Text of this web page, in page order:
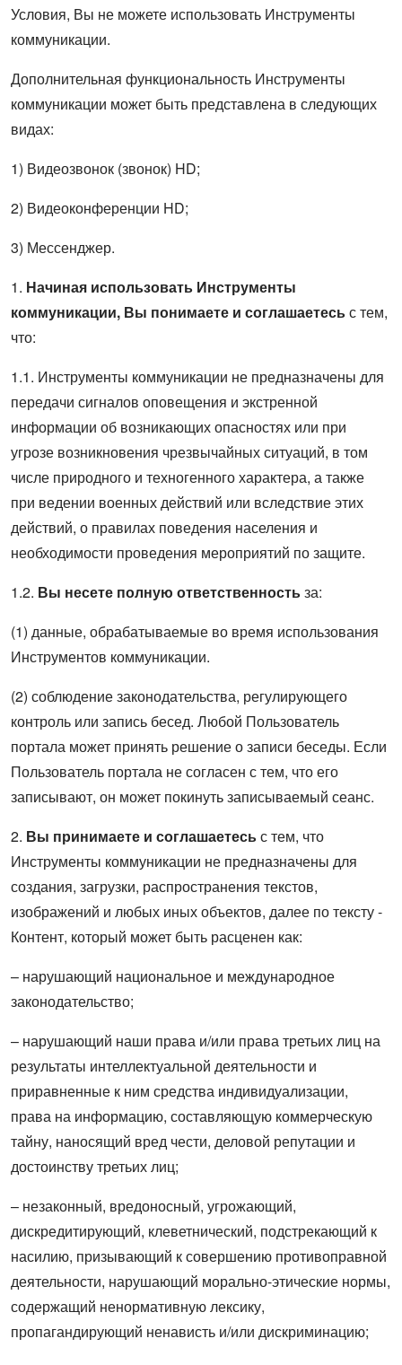
Условия, Вы не можете использовать Инструменты
коммуникации.
Дополнительная функциональность Инструменты
коммуникации может быть представлена в следующих
видах:
1) Видеозвонок (звонок) HD;
2) Видеоконференции HD;
3) Мессенджер.
1. Начиная использовать Инструменты
коммуникации, Вы понимаете и соглашаетесьс тем,
что:
1.1. Инструменты коммуникации не предназначены для
передачи сигналов оповещения и экстренной
информации об возникающих опасностях или при
угрозе возникновения чрезвычайных ситуаций, в том
числе природного и техногенного характера, а также
при ведении военных действий или вследствие этих
действий, о правилах поведения населения и
необходимости проведения мероприятий по защите.
1.2. Вы несете полную ответственностьза:
(1) данные, обрабатываемые во время использования
Инструментов коммуникации.
(2) соблюдение законодательства, регулирующего
контроль или запись бесед. Любой Пользователь
портала может принять решение о записи беседы. Если
Пользователь портала не согласен с тем, что его
записывают, он может покинуть записываемый сеанс.
2. Вы принимаете и соглашаетесьс тем, что
Инструменты коммуникации не предназначены для
создания, загрузки, распространения текстов,
изображений и любых иных объектов, далее по тексту -
Контент, который может быть расценен как:
– нарушающий национальное и международное
законодательство;
– нарушающий наши права и/или права третьих лиц на
результаты интеллектуальной деятельности и
приравненные к ним средства индивидуализации,
права на информацию, составляющую коммерческую
тайну, наносящий вред чести, деловой репутации и
достоинству третьих лиц;
– незаконный, вредоносный, угрожающий,
дискредитирующий, клеветнический, подстрекающий к
насилию, призывающий к совершению противоправной
деятельности, нарушающий морально-этические нормы,
содержащий ненормативную лексику,
пропагандирующий ненависть и/или дискриминацию;